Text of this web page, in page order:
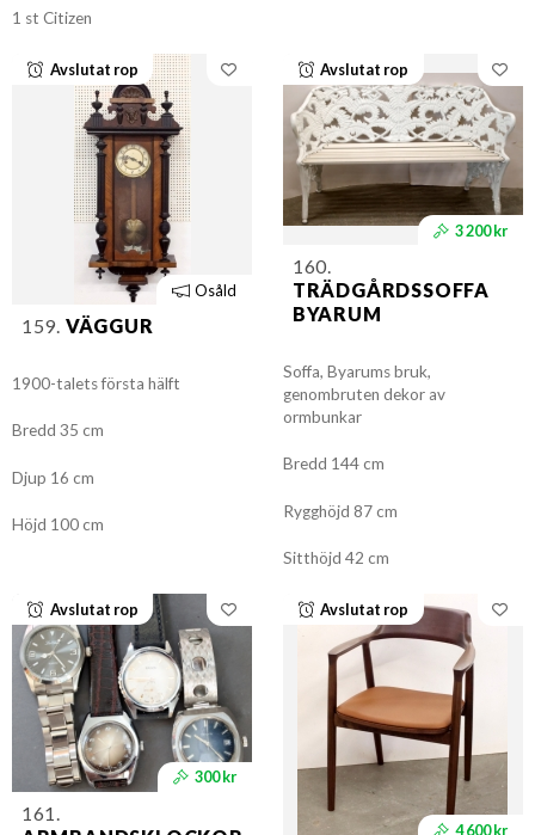
1 st Citizen
Avslutat rop
Osåld
159. VÄGGUR
1900-talets första hälft
Bredd 35 cm
Djup 16 cm
Höjd 100 cm
Avslutat rop
3 200 kr
160.
TRÄDGÅRDSSOFFA
BYARUM
Soffa, Byarums bruk,
genombruten dekor av
ormbunkar
Bredd 144 cm
Rygghöjd 87 cm
Sitthöjd 42 cm
Avslutat rop
300 kr
161.
Avslutat rop
4 600 kr